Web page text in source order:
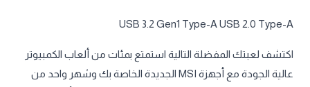
USB 3.2 Gen1 Type-A USB 2.0 Type-A
اكتشف لعبتك المفضلة التالية استمتع بمئات من ألعاب الكمبيوتر
عالية الجودة مع أجهزة MSI الجديدة الخاصة بك وشهر واحد من